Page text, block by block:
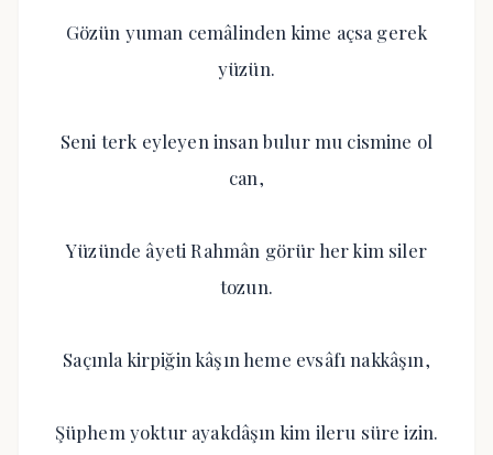
Gözün yuman cemâlinden kime açsa gerek
yüzün.
Seni terk eyleyen insan bulur mu cismine ol
can,
Yüzünde âyeti Rahmân görür her kim siler
tozun.
Saçınla kirpiğin kâşın heme evsâfı nakkâşın,
Şüphem yoktur ayakdâşın kim ileru süre izin.